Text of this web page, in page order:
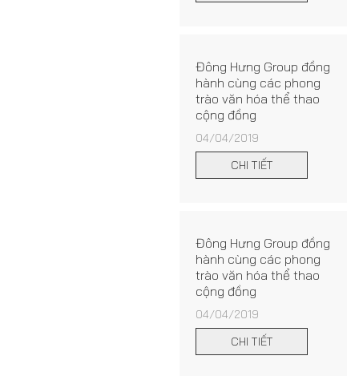
Đông Hưng Group đồng
hành cùng các phong
trào văn hóa thể thao
cộng đồng
04/04/2019
CHI TIẾT
Đông Hưng Group đồng
hành cùng các phong
trào văn hóa thể thao
cộng đồng
04/04/2019
CHI TIẾT